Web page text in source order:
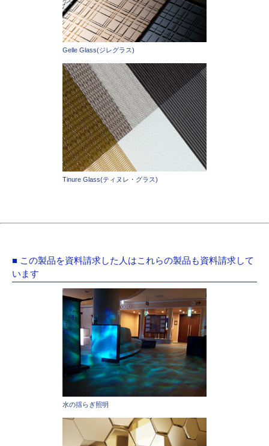
Gelle Glass(ジレグラス)
Tinure Glass(ティヌレ・グラス)
■ この製品を資料請求した人はこれらの製品も資料請求して
います
水の揺らぎ照明